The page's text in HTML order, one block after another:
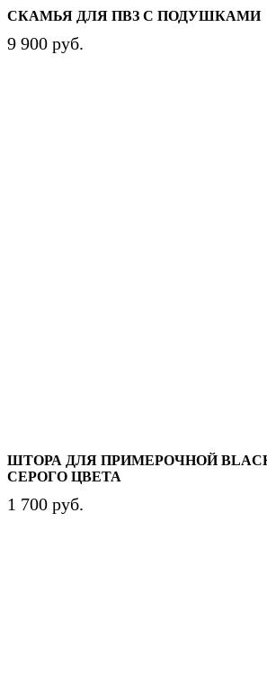
СКАМЬЯ ДЛЯ ПВЗ С ПОДУШКАМИ
9 900 руб.
ШТОРА ДЛЯ ПРИМЕРОЧНОЙ
СЕРОГО ЦВЕТА
1 700 руб.